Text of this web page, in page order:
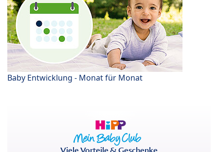
Baby Entwicklung - Monat für Monat